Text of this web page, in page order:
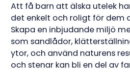
Att få barn att älska utelek
det enkelt och roligt för dem
Skapa en inbjudande miljö
som sandlådor,
ytor, och använd naturens
och stenar kan bli en del av